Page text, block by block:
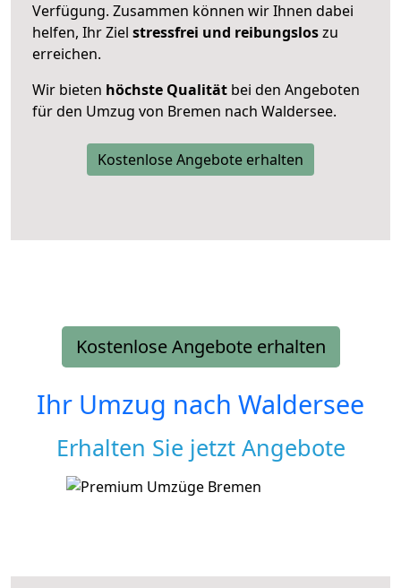
Verfügung. Zusammen können wir Ihnen dabei
helfen, Ihr Ziel stressfrei und reibungsloszu
erreichen.
Wir bieten höchste Qualität bei den Angeboten
für den Umzug von Bremen nach Waldersee.
Kostenlose Angebote erhalten
Kostenlose Angebote erhalten
Ihr Umzug nach Waldersee
Erhalten Sie jetzt Angebote